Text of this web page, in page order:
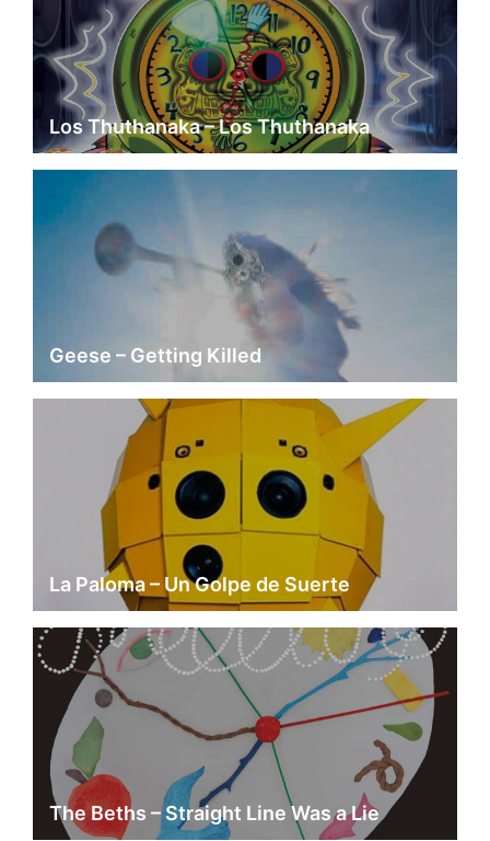
Los Thuthanaka – Los Thuthanaka
Geese – Getting Killed
La Paloma – Un Golpe de Suerte
The Beths – Straight Line Was a Lie